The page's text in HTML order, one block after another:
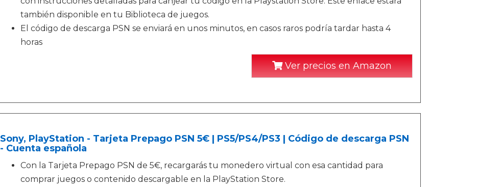
también disponible en tu Biblioteca de juegos.
El código de descarga PSN se enviará en unos minutos, en casos raros podría tardar hasta 4
horas
Ver precios en Amazon
Sony, PlayStation - Tarjeta Prepago PSN 5€ | PS5/PS4/PS3 | Código de descarga PSN
- Cuenta española
Con la Tarjeta Prepago PSN de 5€, recargarás tu monedero virtual con esa cantidad para
comprar juegos o contenido descargable en la PlayStation Store.